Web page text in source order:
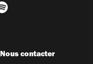
Nous contacter